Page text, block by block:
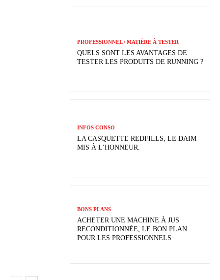
PROFESSIONNEL / MATIÈRE À TESTER
QUELS SONT LES AVANTAGES DE
TESTER LES PRODUITS DE RUNNING ?
INFOS CONSO
LA CASQUETTE REDFILLS, LE DAIM
MIS À L’HONNEUR.
BONS PLANS
ACHETER UNE MACHINE À JUS
RECONDITIONNÉE, LE BON PLAN
POUR LES PROFESSIONNELS